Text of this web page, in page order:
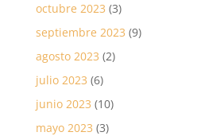
octubre 2023 (3)
septiembre 2023 (9)
agosto 2023 (2)
julio 2023 (6)
junio 2023 (10)
mayo 2023 (3)